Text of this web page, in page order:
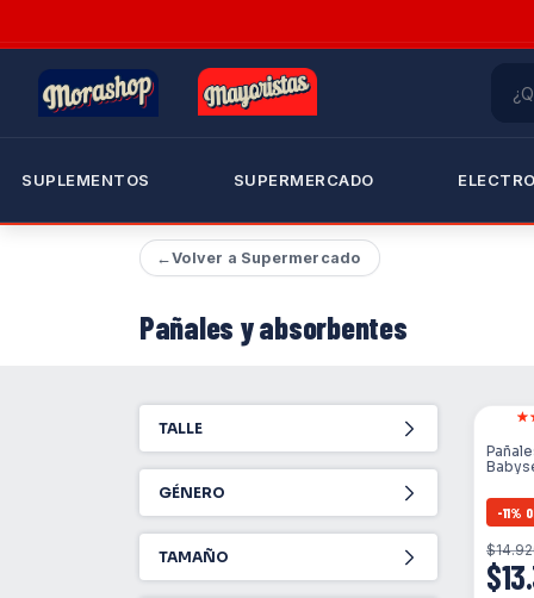
SUPLEMENTOS SUPERMERCADO
←Volver a Supermercado
Pañales y absorbentes
TALLE
GÉNERO
TAMAÑO
-11%